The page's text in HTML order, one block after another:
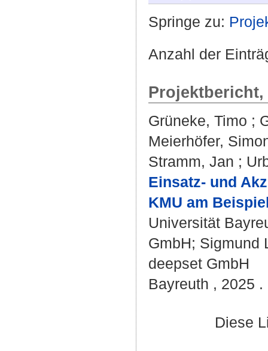
Springe zu:
Anzahl der
Grüneke, Timo ;
Meierhöfer,
Stramm, Jan ;
Einsatz- und
KMU am
Universität
GmbH; Sigmund
deepset GmbH
Bayreuth , 2025 .
Diese